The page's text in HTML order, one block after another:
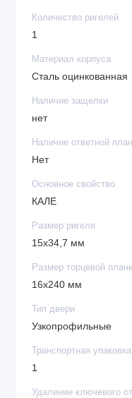
Количество ригелей
1
Материал корпуса
Сталь оцинкованная
Наличие защелки
нет
Наличие ответной
Нет
Основное свойство
КАЛЕ
Размер ригеля
15х34,7 мм
Размер торцевой
16х240 мм
Тип двери
Узкопрофильные
Транспортная упаковка
1
Удаление ключевого